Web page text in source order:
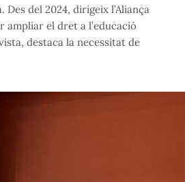
del 2024, dirigeix l’Aliança
ampliar el dret a l’educació
destaca la necessitat de